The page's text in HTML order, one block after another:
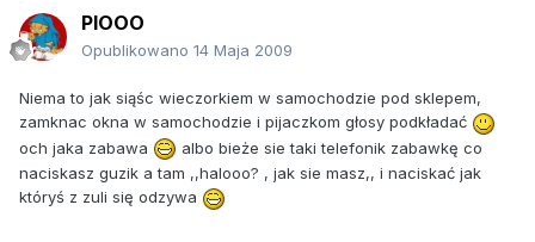
PIOOO
Opublikowano 14 Maja 2009
Niema to jak siąśc wieczorkiem w samochodzie pod sklepem,
zamknac okna w samochodzie i pijaczkom głosy podkładać
och jaka zabawa
albo bieże sie taki telefonik zabawkę co
naciskasz guzik a tam ,,halooo? , jak sie masz,, i naciskać jak
któryś z zuli się odzywa